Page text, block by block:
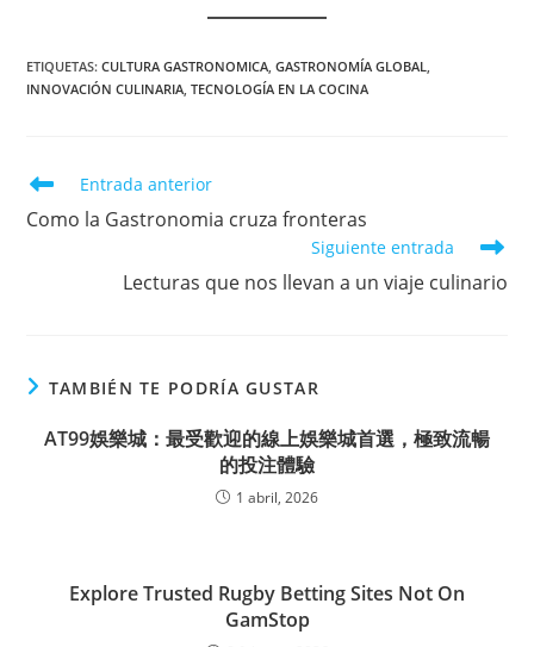
ETIQUETAS:CULTURA GASTRONOMICA GASTRONOMÍA GLOBAL
INNOVACIÓN CULINARIA TECNOLOGÍA EN LA COCINA
Leer
artículos
Entrada anterior
Como la Gastronomia cruza fronteras
Siguiente entrada
Lecturas que nos llevan a un viaje culinario
TAMBIÉN TE PODRÍA GUSTAR
AT99娛樂城：最受歡迎的線上娛樂城首選，極致流暢
的投注體驗
1 abril, 2026
Explore Trusted Rugby Betting Sites Not On
GamStop